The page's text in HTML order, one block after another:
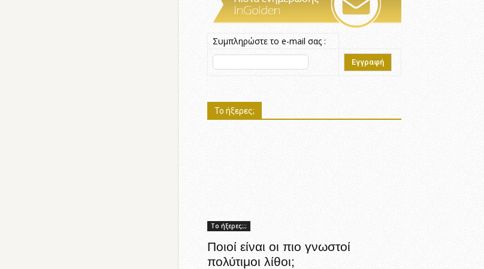
Συμπληρώστε το e-mail σας :
Το ήξερες;
Το ήξερες;;;
Ποιοί είναι οι πιο γνωστοί
πολύτιμοι λίθοι;